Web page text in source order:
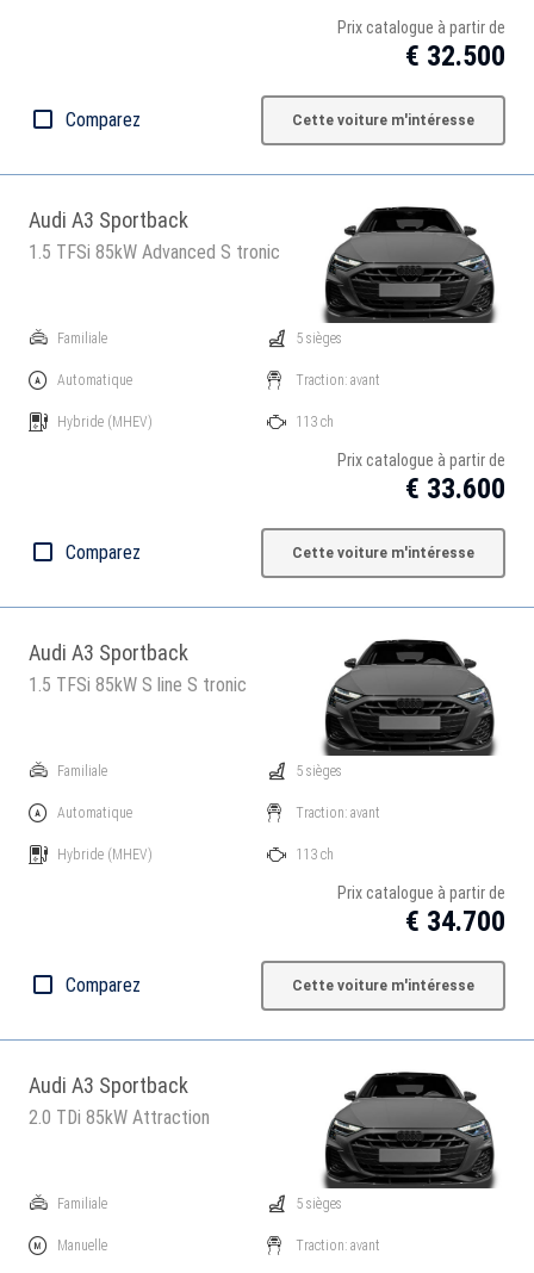
Prix catalogue à partir de
€ 32.500
Comparez Cette voiture m'intéresse
Audi A3 Sportback
1.5 TFSi 85kW Advanced S tronic
Familiale
Automatique
Hybride (MHEV)
5 sièges
Traction: avant
113 ch
Prix catalogue à partir de
€ 33.600
Comparez Cette voiture m'intéresse
Audi A3 Sportback
1.5 TFSi 85kW S line S tronic
Familiale
Automatique
Hybride (MHEV)
5 sièges
Traction: avant
113 ch
Prix catalogue à partir de
€ 34.700
Comparez Cette voiture m'intéresse
Audi A3 Sportback
2.0 TDi 85kW Attraction
Familiale
Manuelle
5 sièges
Traction: avant